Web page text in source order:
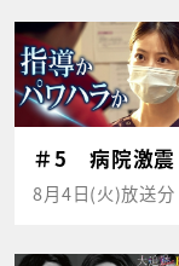
＃5 病院激震
8月4日(火)放送分